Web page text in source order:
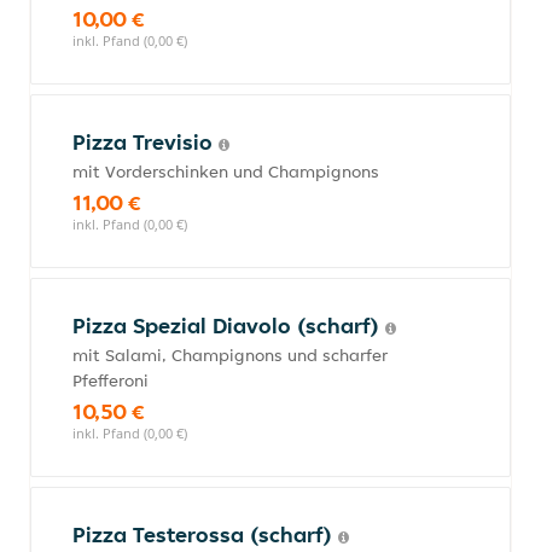
10,00 €
inkl. Pfand (0,00 €)
Pizza Trevisio
mit Vorderschinken und Champignons
11,00 €
inkl. Pfand (0,00 €)
Pizza Spezial Diavolo (scharf)
mit Salami, Champignons und scharfer
Pfefferoni
10,50 €
inkl. Pfand (0,00 €)
Pizza Testerossa (scharf)